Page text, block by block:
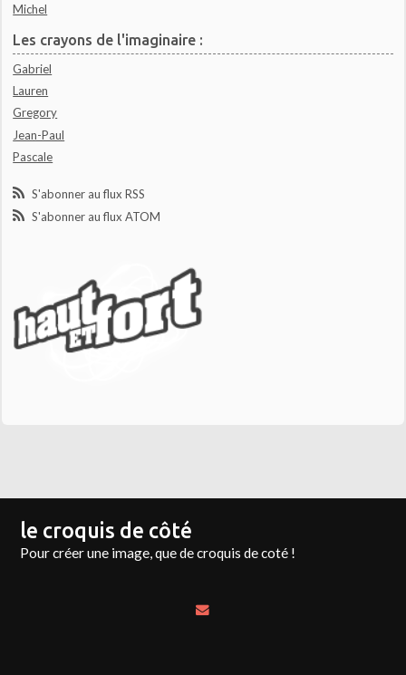
Michel
Les crayons de l'imaginaire :
Gabriel
Lauren
Gregory
Jean-Paul
Pascale
S'abonner au flux RSS
S'abonner au flux ATOM
le croquis de côté
Pour créer une image, que de croquis de coté !